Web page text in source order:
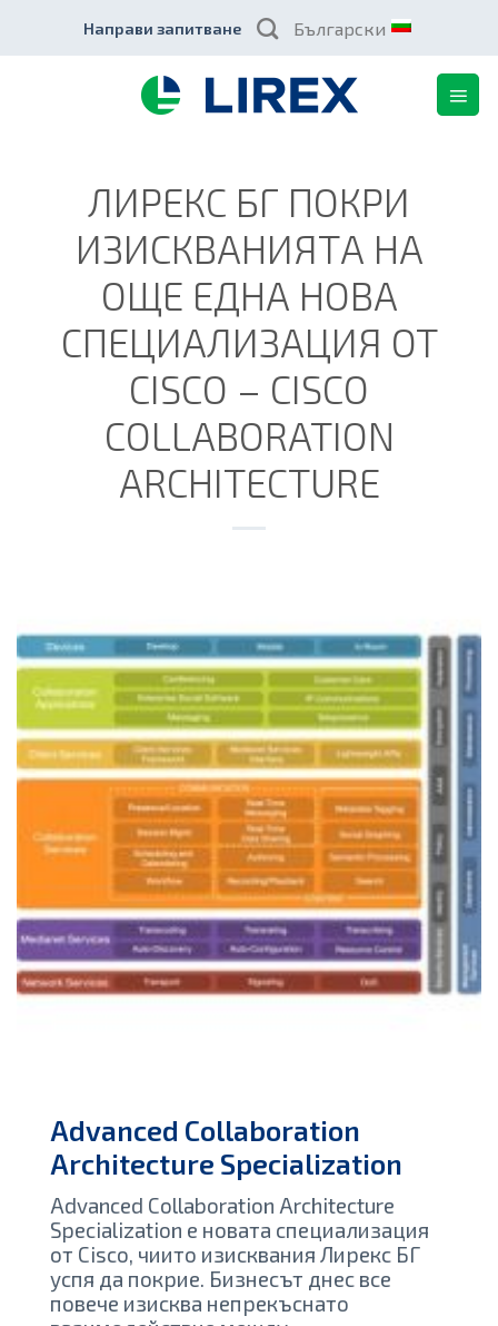
content
Направи запитване Български
ЛИРЕКС БГ ПОКРИ
ИЗИСКВАНИЯТА НА
ОЩЕ ЕДНА НОВА
СПЕЦИАЛИЗАЦИЯ ОТ
CISCO – CISCO
COLLABORATION
ARCHITECTURE
Advanced Collaboration
Architecture Specialization
Advanced Collaboration Architecture
Specialization е новата специализация
от Cisco, чиито изисквания Лирекс БГ
успя да покрие. Бизнесът днес все
повече изисква непрекъснато